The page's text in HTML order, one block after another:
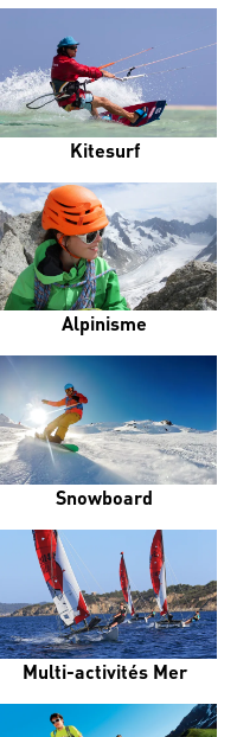
Kitesurf
Alpinisme
Snowboard
Multi-activités Mer